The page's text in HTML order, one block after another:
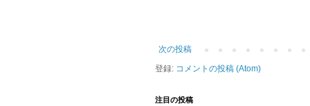
次の投稿
登録: コメントの投稿 (Atom)
注目の投稿